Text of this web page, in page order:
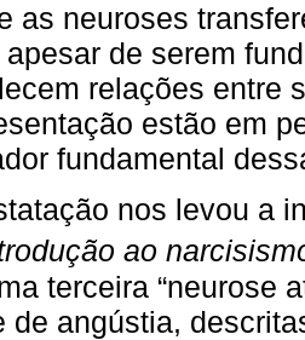
as neuroses
apesar de serem
relações entre
estão em
fundamental
nos levou a
ao
terceira “neurose
de angústia,